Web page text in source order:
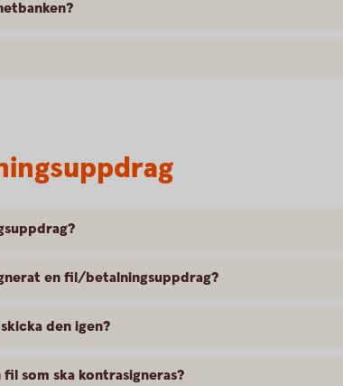
en fil/betalningsuppdrag?
den igen?
som ska kontrasigneras?